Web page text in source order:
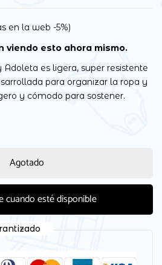
en la web -5%)
viendo esto ahora mismo.
es ligera, super resistente
para organizar la ropa y
y cómodo para sostener.
Agotado
cuando esté disponible